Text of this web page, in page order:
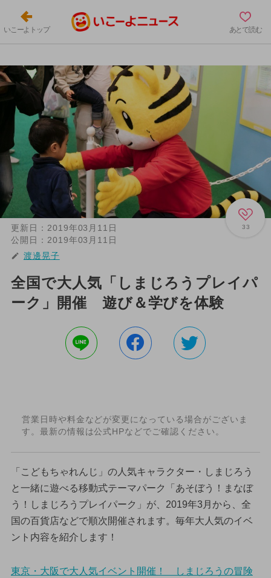
いこーよトップ あとで読む
33
更新日： 2019年03月11日
公開日： 2019年03月11日
渡邊晃子
全国で大人気「しまじろうプレイパ
ーク」開催 遊び＆学びを体験
営業日時や料金などが変更になっている場合がございま
す。最新の情報は公式HPなどでご確認ください。
「こどもちゃれんじ」の人気キャラクター・しまじろう
と一緒に遊べる移動式テーマパーク「あそぼう！まなぼ
う！しまじろうプレイパーク」が、2019年3月から、全
国の百貨店などで順次開催されます。毎年大人気のイベ
ント内容を紹介します！
東京・大阪で大人気イベント開催！ しまじろうの冒険